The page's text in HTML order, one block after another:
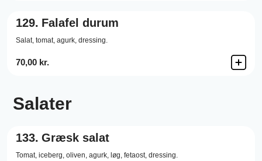
129. Falafel durum
Salat, tomat, agurk, dressing.
70,00 kr.
Salater
133. Græsk salat
Tomat, iceberg, oliven, agurk, løg, fetaost, dressing.